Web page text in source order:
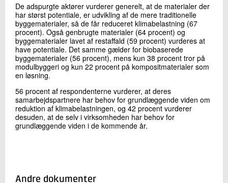
De adspurgte aktører vurderer generelt, at de materialer der
har størst potentiale, er udvikling af de mere traditionelle
byggematerialer, så de får reduceret klimabelastning (67
procent). Også genbrugte materialer (64 procent) og
byggematerialer lavet af restaffald (59 procent) vurderes at
have potentiale. Det samme gælder for biobaserede
byggematerialer (56 procent), mens kun 38 procent tror på
modulbyggeri og kun 22 procent på kompositmaterialer som
en løsning.
56 procent af respondenterne vurderer, at deres
samarbejdspartnere har behov for grundlæggende viden om
reduktion af klimabelastningen, og 42 procent vurderer
desuden, at de selv i virksomheden har behov for
grundlæggende viden i de kommende år.
Andre dokumenter